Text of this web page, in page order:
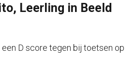
Leerling in Beeld
D score tegen bij toetsen op